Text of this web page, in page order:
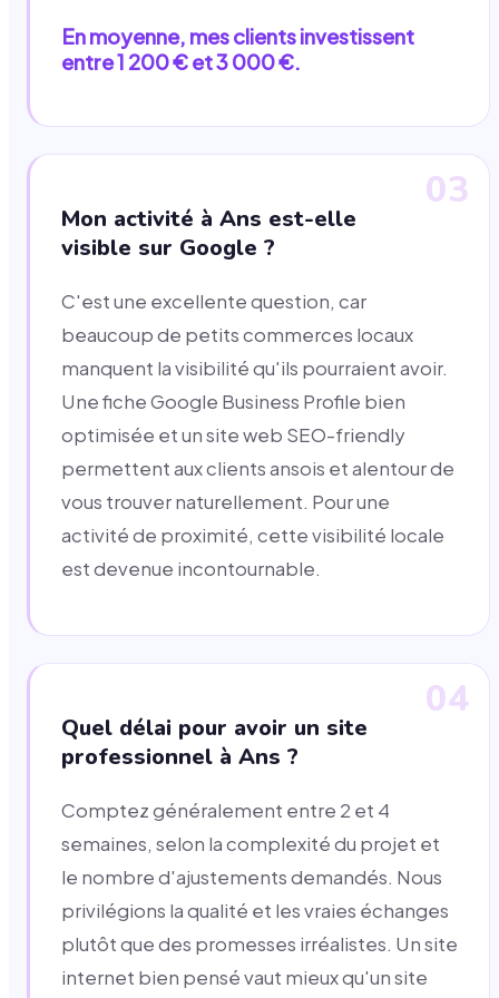
En moyenne, mes clients investissent
entre 1 200 € et 3 000 €.
03
Mon activité à Ans est-elle
visible sur Google ?
C'est une excellente question, car
beaucoup de petits commerces locaux
manquent la visibilité qu'ils pourraient avoir.
Une fiche Google Business Profile bien
optimisée et un site web SEO-friendly
permettent aux clients ansois et alentour de
vous trouver naturellement. Pour une
activité de proximité, cette visibilité locale
est devenue incontournable.
04
Quel délai pour avoir un site
professionnel à Ans ?
Comptez généralement entre 2 et 4
semaines, selon la complexité du projet et
le nombre d'ajustements demandés. Nous
privilégions la qualité et les vraies échanges
plutôt que des promesses irréalistes. Un site
internet bien pensé vaut mieux qu'un site